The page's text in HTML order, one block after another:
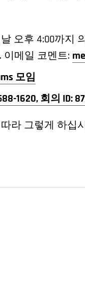
오후 4:00까지
이메일 코멘트:
모임
1620, 회의 ID:
라 그렇게 하십